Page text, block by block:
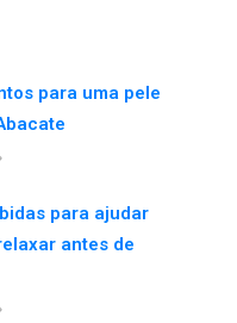
para uma pele
para ajudar
antes de